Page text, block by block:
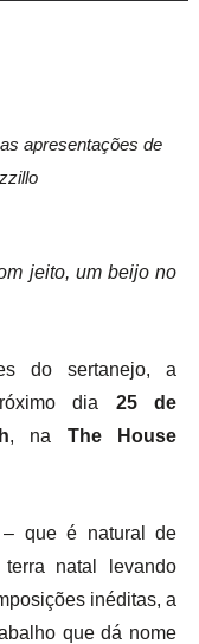
apresentações de
jeito, um beijo no
do sertanejo, a
dia 25 de
, na The House
que é natural de
natal levando
inéditas, a
que dá nome